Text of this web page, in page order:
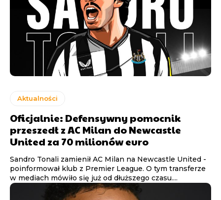
Aktualności
Oficjalnie: Defensywny pomocnik
przeszedł z AC Milan do Newcastle
United za 70 milionów euro
Sandro Tonali zamienił AC Milan na Newcastle United -
poinformował klub z Premier League. O tym transferze
w mediach mówiło się już od dłuższego czasu....